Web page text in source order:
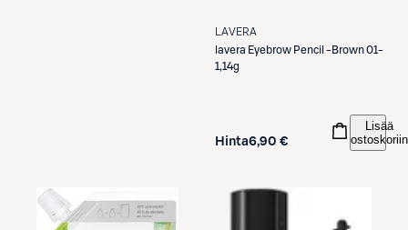
LAVERA
lavera Eyebrow Pencil -Brown 01-
1,14g
Hinta6,90 €
Lisää
ostoskoriin